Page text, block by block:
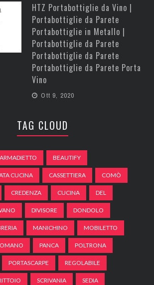
HTZ Portabottiglie da Vino |
Portabottiglie da Parete
Portabottiglie in Metallo |
Portabottiglie da Parete
Portabottiglie da Parete
Portabottiglie da Parete Porta
Vino
Ott 9, 2020
TAG CLOUD
ARMADIETTO BEAUTIFY
CUCINA CASSETTIERA COMÒ
CREDENZA CUCINA DEL
DIVISORE DONDOLO
MANICHINO MOBILETTO
PANCA POLTRONA
PORTASCARPE REGOLABILE
SCRIVANIA SEDIA